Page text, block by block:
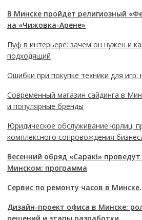
В Минске пройдет религиозный
на «Чижовка-Арене»
Пуф в интерьере: зачем он нужен и
подходящий
Ошибки при покупке техники для
Современный магазин сайдинга в
и популярные бренды
Юридическое обслуживание юрлиц:
комплексного сопровождения
Весенний обряд «Саракі»
Минском: программа
Сервис по ремонту часов в Минске.
Дизайн-проект офиса в Минске: